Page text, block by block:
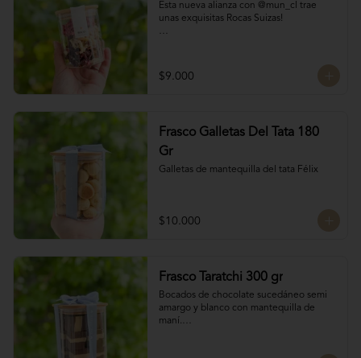
Esta nueva alianza con @mun_cl trae
unas exquisitas Rocas Suizas!
chocolate
Chocolate de leche
Chocolate Blanco
$9.000
Frasco Galletas Del Tata 180
Gr
Galletas de mantequilla del tata Félix
$10.000
Frasco Taratchi 300 gr
Bocados de chocolate sucedáneo semi
amargo y blanco con mantequilla de
maní.